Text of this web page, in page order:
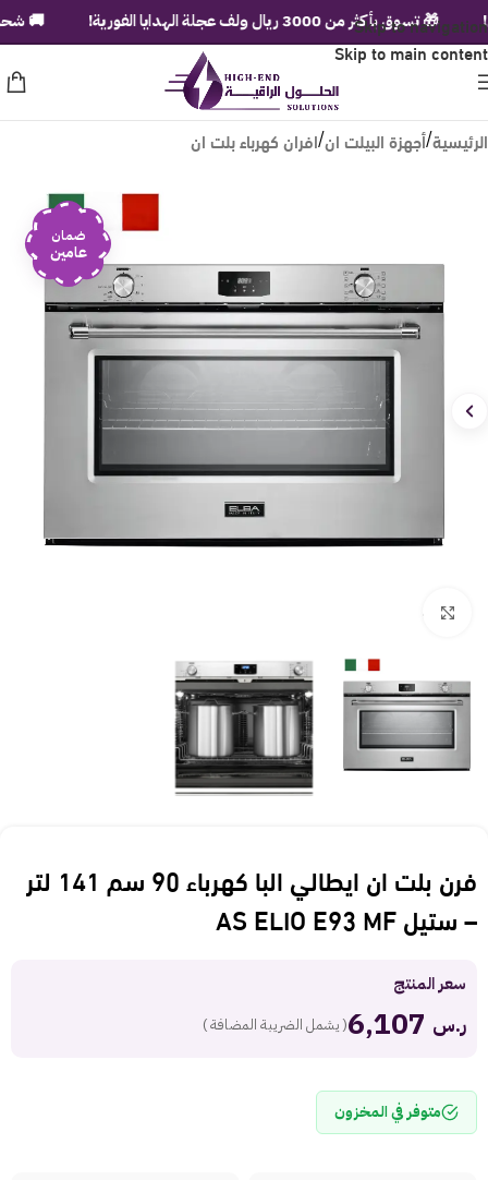
Skip to navigation
Skip to main content
الرئيسية/أجهزة البيلت ان/افران كهرباء بلت ان
ضمان
عامين
فرن بلت ان ايطالي البا كهرباء 90 سم 141 لتر
– ستيل AS ELIO E93 MF
سعر المنتج
ر.س ( يشمل الضريبة المضافة )
متوفر في المخزون
🎁 تسوق بأكثر من 3000 ريال ولف عجلة الهدايا الفورية! 🚚 شحن